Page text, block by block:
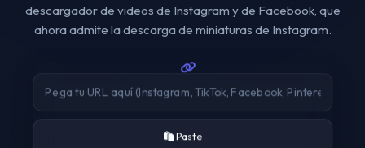
descargador de videos de Instagram y de Facebook, que
ahora admite la descarga de miniaturas de Instagram.
Paste